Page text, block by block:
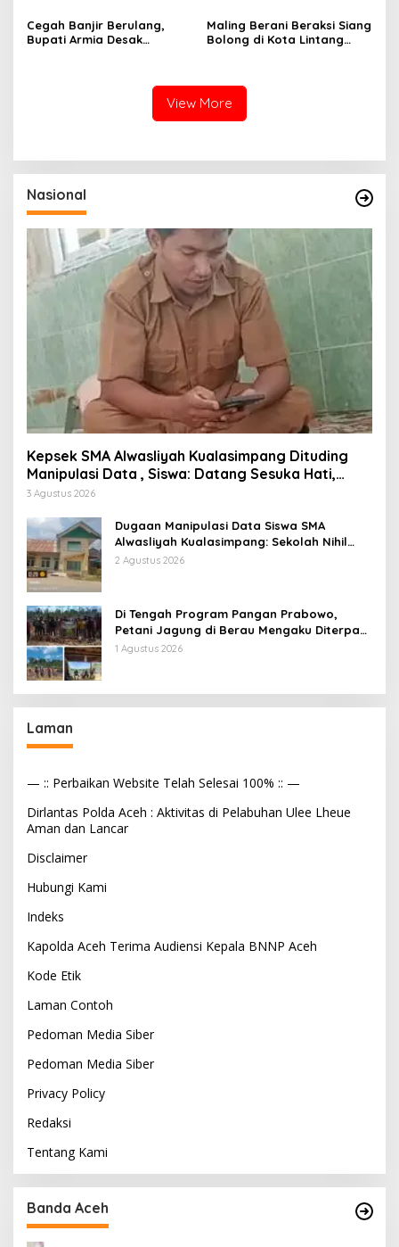
Cegah Banjir Berulang,
Bupati Armia Desak
Maling Berani Beraksi Siang
Bolong di Kota Lintang
View More
Nasional
Kepsek SMA Alwasliyah Kualasimpang Dituding
Manipulasi Data , Siswa: Datang Sesuka Hati,
Dana MBG Disalurkan ke Guru & Pesantren
3 Agustus 2026
Dugaan Manipulasi Data Siswa SMA
Alwasliyah Kualasimpang: Sekolah Nihil
Murid Tapi Terima Dana BOS & Paket
2 Agustus 2026
Di Tengah Program Pangan Prabowo,
Petani Jagung di Berau Mengaku Diterpa
Tekanan Aparat
1 Agustus 2026
Laman
— :: Perbaikan Website Telah Selesai 100% :: —
Dirlantas Polda Aceh : Aktivitas di Pelabuhan Ulee Lheue
Aman dan Lancar
Disclaimer
Hubungi Kami
Indeks
Kapolda Aceh Terima Audiensi Kepala BNNP Aceh
Kode Etik
Laman Contoh
Pedoman Media Siber
Pedoman Media Siber
Privacy Policy
Redaksi
Tentang Kami
Banda Aceh